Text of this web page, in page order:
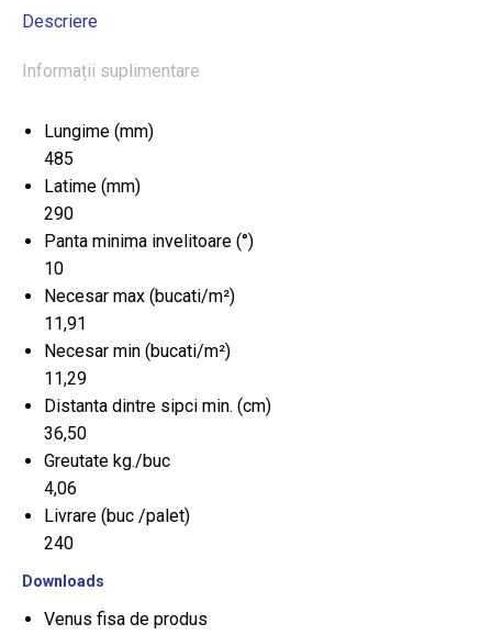
Descriere
Informații suplimentare
Lungime (mm)
485
Latime (mm)
290
Panta minima invelitoare (°)
10
Necesar max (bucati/m²)
11,91
Necesar min (bucati/m²)
11,29
Distanta dintre sipci min. (cm)
36,50
Greutate kg./buc
4,06
Livrare (buc /palet)
240
Downloads
Venus fisa de produs